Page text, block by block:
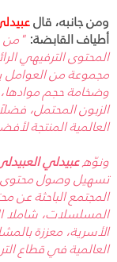
ومن جانبه، قال
أطياف القابضة:"من
المحتوى الترفيهي
مجموعة من العوامل
وضخامة حجم موادها،
الزبون المحتمل،
العالمية المنتجة
ونوّهعبيدلي
تسهيل وصول
المجتمع الباحثة
المسلسلات، شاملا
الأسرية، معززة
العالمية في قطاع